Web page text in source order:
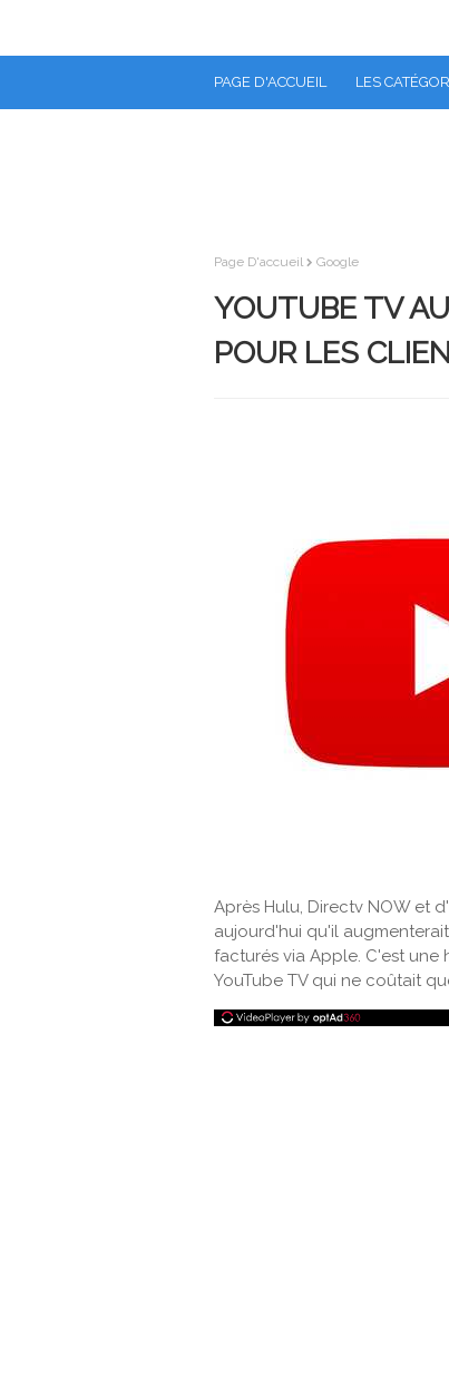
PAGE D'ACCUEIL LES
Page D'accueil Google
YOUTUBE TV
POUR LES
Après Hulu, Directv NOW et
aujourd'hui qu'il
facturés via Apple. C'est
YouTube TV qui ne coûtait